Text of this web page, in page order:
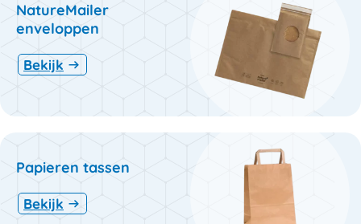
NatureMailer
enveloppen
Bekijk
Papieren tassen
Bekijk